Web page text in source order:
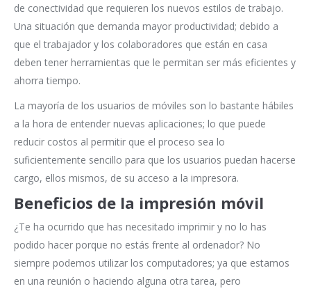
de conectividad que requieren los nuevos estilos de trabajo.
Una situación que demanda mayor productividad; debido a
que el trabajador y los colaboradores que están en casa
deben tener herramientas que le permitan ser más eficientes y
ahorra tiempo.
La mayoría de los usuarios de móviles son lo bastante hábiles
a la hora de entender nuevas aplicaciones; lo que puede
reducir costos al permitir que el proceso sea lo
suficientemente sencillo para que los usuarios puedan hacerse
cargo, ellos mismos, de su acceso a la impresora.
Beneficios de la impresión móvil
¿Te ha ocurrido que has necesitado imprimir y no lo has
podido hacer porque no estás frente al ordenador? No
siempre podemos utilizar los computadores; ya que estamos
en una reunión o haciendo alguna otra tarea, pero